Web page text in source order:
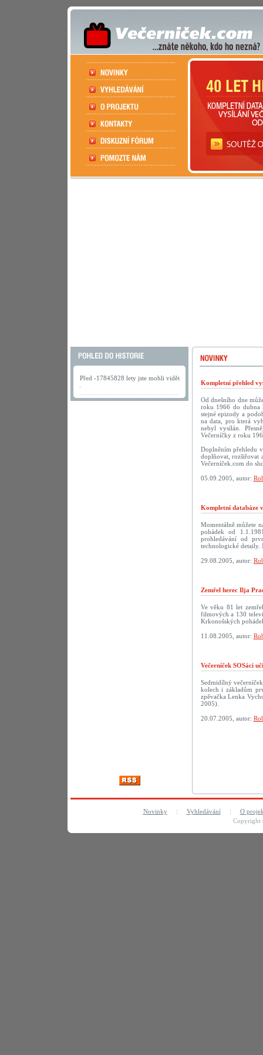
Před -17845828 lety jste mohli vidět
Kompletní přehled
Od dnešního dne
roku 1966 do dubna
stejné epizody a
na data, pro která
nebyl vysílán.
Večerníčky z roku
Doplněním přehledu
doplňovat, rozšiřovat
Večerníček.com do
05.09.2005, autor:
Kompletní databáze
Momentálně můžete
pohádek od
prohledávání od
technologické detaily.
29.08.2005, autor:
Zemřel herec Ilja
Ve věku 81 let
filmových a 130
Krkonošských
11.08.2005, autor:
Večerníček SOSáci
Sedmidílný
kolech i základům
zpěvačka Lenka
2005).
20.07.2005, autor:
Novinky: Vyhledávání: O
Copyright